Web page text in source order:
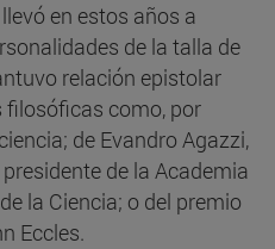
en estos años a
de la talla de
relación epistolar
filosóficas como, por
de Evandro Agazzi,
de la Academia
la Ciencia; o del premio
Eccles.